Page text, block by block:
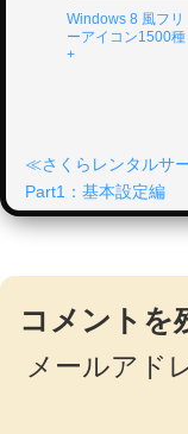
Windows 8 風フリ
ーアイコン1500種
+
さくらレンタルサ
Part1：基本設定編
コメントを
メールアド